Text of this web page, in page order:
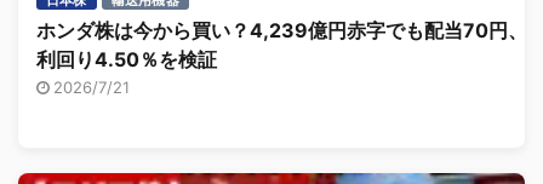
ホンダ株は今から買い？4,239億円赤字でも配当70円、
利回り4.50％を検証
2026/7/21